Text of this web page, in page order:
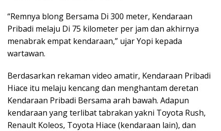
“Remnya blong Bersama Di 300 meter, Kendaraan
Pribadi melaju Di 75 kilometer per jam dan akhirnya
menabrak empat kendaraan,” ujar Yopi kepada
wartawan.
Berdasarkan rekaman video amatir, Kendaraan Pribadi
Hiace itu melaju kencang dan menghantam deretan
Kendaraan Pribadi Bersama arah bawah. Adapun
kendaraan yang terlibat tabrakan yakni Toyota Rush,
Renault Koleos, Toyota Hiace (kendaraan lain), dan